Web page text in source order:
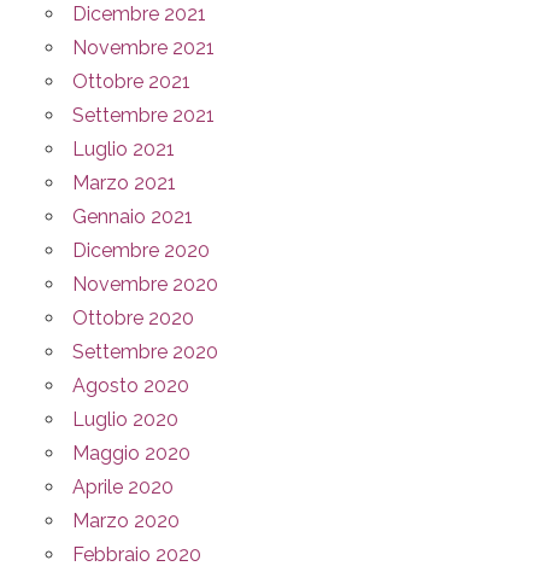
Dicembre 2021
Novembre 2021
Ottobre 2021
Settembre 2021
Luglio 2021
Marzo 2021
Gennaio 2021
Dicembre 2020
Novembre 2020
Ottobre 2020
Settembre 2020
Agosto 2020
Luglio 2020
Maggio 2020
Aprile 2020
Marzo 2020
Febbraio 2020